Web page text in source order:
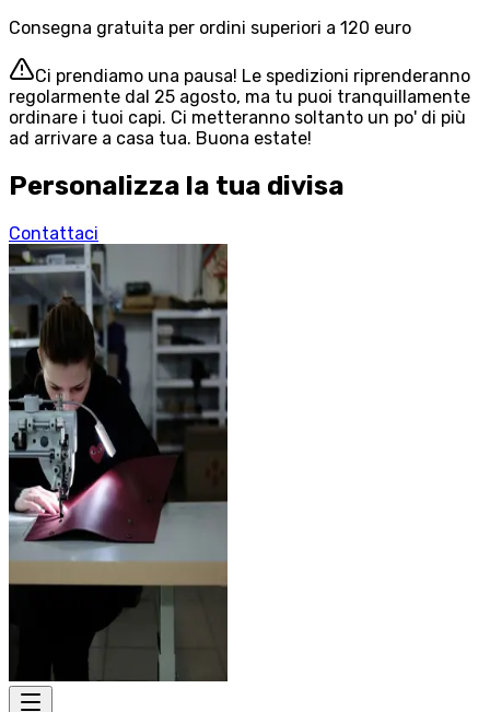
Consegna gratuita per ordini superiori a 120 euro
Ci prendiamo una pausa! Le spedizioni riprenderanno
regolarmente dal 25 agosto, ma tu puoi tranquillamente
ordinare i tuoi capi. Ci metteranno soltanto un po' di più
ad arrivare a casa tua. Buona estate!
Personalizza la tua divisa
Contattaci